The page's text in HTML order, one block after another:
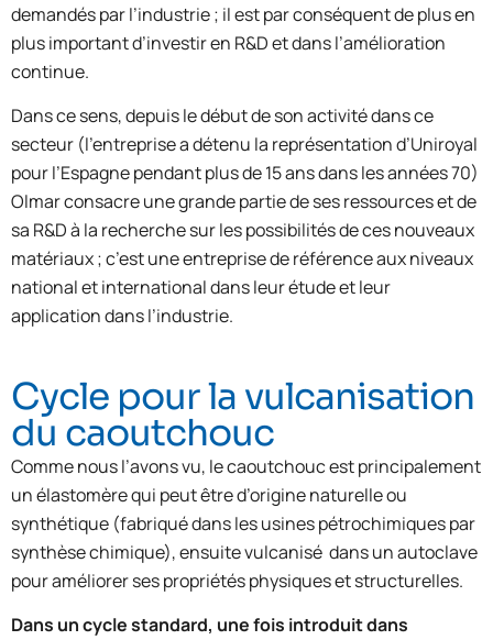
demandés par l’industrie ; il est par conséquent de plus en
plus important d’investir en R&D et dans l’amélioration
continue.
Dans ce sens, depuis le début de son activité dans ce
secteur (l’entreprise a détenu la représentation d’Uniroyal
pour l’Espagne pendant plus de 15 ans dans les années 70)
Olmar consacre une grande partie de ses ressources et de
sa R&D à la recherche sur les possibilités de ces nouveaux
matériaux ; c’est une entreprise de référence aux niveaux
national et international dans leur étude et leur
application dans l’industrie.
Cycle pour la vulcanisation
du caoutchouc
Comme nous l’avons vu, le caoutchouc est principalement
un élastomère qui peut être d’origine naturelle ou
synthétique (fabriqué dans les usines pétrochimiques par
synthèse chimique), ensuite vulcanisé dans un autoclave
pour améliorer ses propriétés physiques et structurelles.
Dans un cycle standard, une fois introduit dans